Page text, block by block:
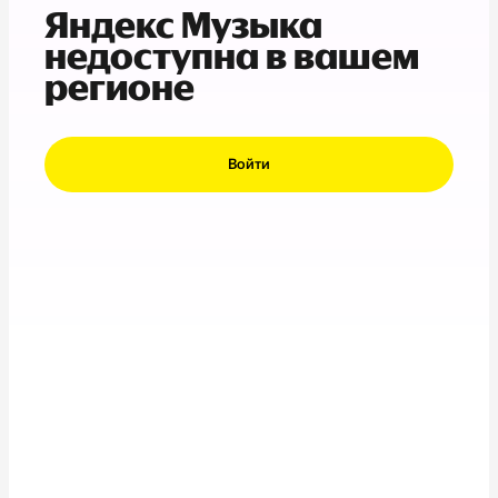
Яндекс Музыка
недоступна в вашем
регионе
Войти